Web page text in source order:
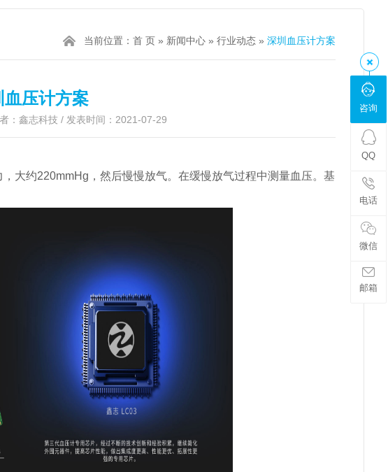
当前位置：首 页 » 新闻中心 »行业动态 »深圳血压计方案
血压计方案
：鑫志科技 / 发表时间：2021-07-29
大约220mmHg，然后慢慢放气。在缓慢放气过程中测量血压。基
咨询
QQ
电话
微信
邮箱